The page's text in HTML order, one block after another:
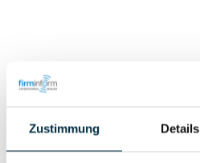
Zustimmung Details
Personen im Unternehmen